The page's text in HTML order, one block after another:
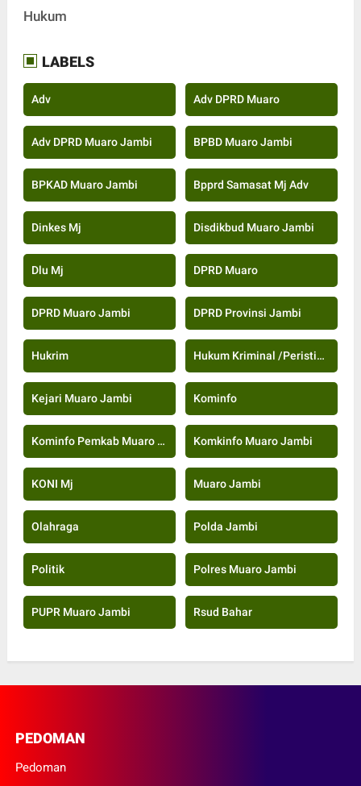
Hukum
LABELS
Adv Adv DPRD Muaro
Adv DPRD Muaro Jambi BPBD Muaro Jambi
BPKAD Muaro Jambi Bpprd Samasat Mj Adv
Dinkes Mj Disdikbud Muaro Jambi
Dlu Mj DPRD Muaro
DPRD Muaro Jambi DPRD Provinsi Jambi
Hukrim Hukum Kriminal /Peristiwa
Kejari Muaro Jambi Kominfo
Kominfo Pemkab Muaro Jambi Komkinfo Muaro Jambi
KONI Mj Muaro Jambi
Olahraga Polda Jambi
Politik Polres Muaro Jambi
PUPR Muaro Jambi Rsud Bahar
PEDOMAN
Pedoman